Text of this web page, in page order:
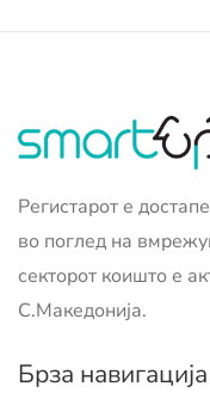
Регистарот е
во поглед на
секторот коишто е
С.Македонија.
Брза навигација